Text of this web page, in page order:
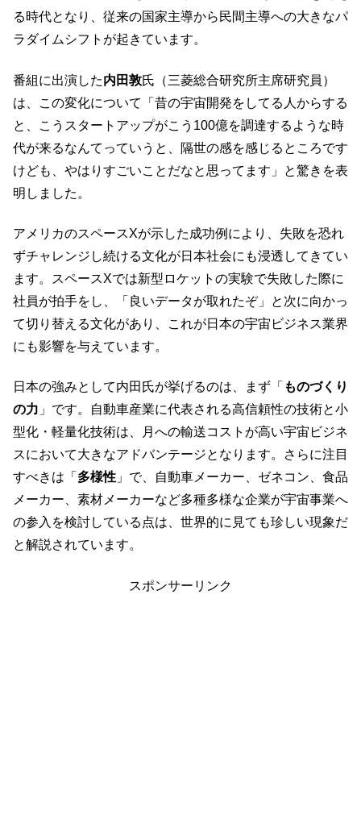
る時代となり、従来の国家主導から民間主導への大きなパ
ラダイムシフトが起きています。
番組に出演した内田敦氏（三菱総合研究所主席研究員）
は、この変化について「昔の宇宙開発をしてる人からする
と、こうスタートアップがこう100億を調達するような時
代が来るなんてっていうと、隔世の感を感じるところです
けども、やはりすごいことだなと思ってます」と驚きを表
明しました。
アメリカのスペースXが示した成功例により、失敗を恐れ
ずチャレンジし続ける文化が日本社会にも浸透してきてい
ます。スペースXでは新型ロケットの実験で失敗した際に
社員が拍手をし、「良いデータが取れたぞ」と次に向かっ
て切り替える文化があり、これが日本の宇宙ビジネス業界
にも影響を与えています。
日本の強みとして内田氏が挙げるのは、まず「 ものづくり
の力 」です。自動車産業に代表される高信頼性の技術と小
型化・軽量化技術は、月への輸送コストが高い宇宙ビジネ
スにおいて大きなアドバンテージとなります。さらに注目
すべきは「 多様性 」で、自動車メーカー、ゼネコン、食品
メーカー、素材メーカーなど多種多様な企業が宇宙事業へ
の参入を検討している点は、世界的に見ても珍しい現象だ
と解説されています。
スポンサーリンク